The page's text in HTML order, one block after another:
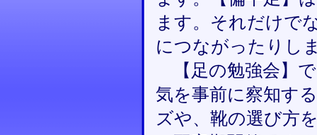
ます。それだけで
につながったりし
【足の勉強会】
気を事前に察知す
ズや、靴の選び方